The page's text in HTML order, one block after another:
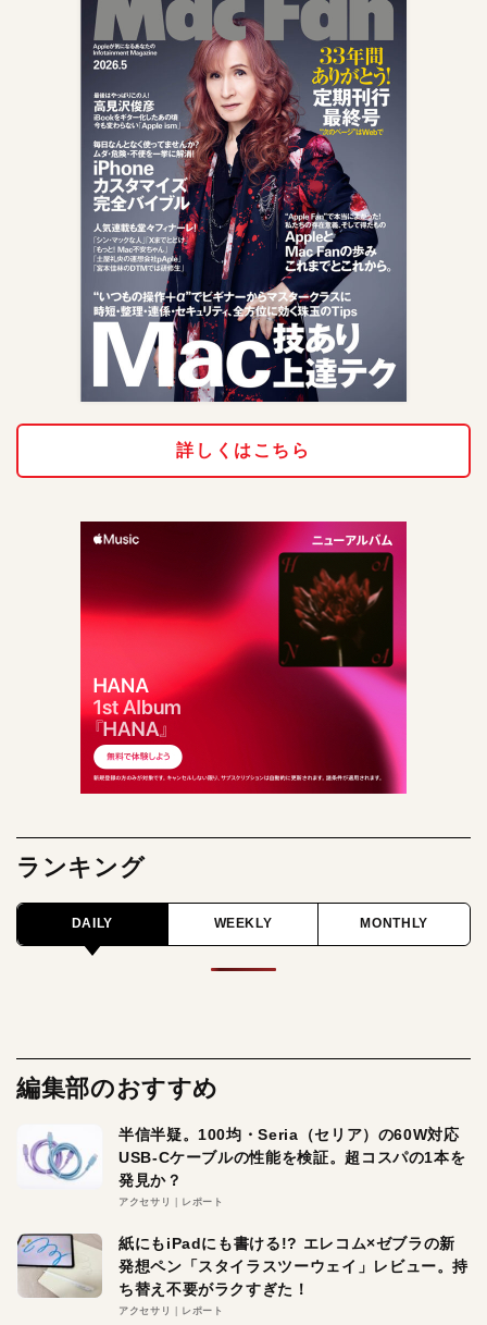
詳しくはこちら
ランキング
DAILY WEEKLY MONTHLY
編集部のおすすめ
半信半疑。100均・Seria（セリア）の60W対応
USB-Cケーブルの性能を検証。超コスパの1本を
発見か？
アクセサリ レポート
紙にもiPadにも書ける!? エレコム×ゼブラの新
発想ペン「スタイラスツーウェイ」レビュー。持
ち替え不要がラクすぎた！
アクセサリ レポート